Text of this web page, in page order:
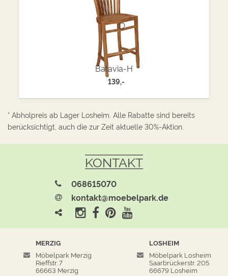
Batavia-H
139,-
* Abholpreis ab Lager Losheim. Alle Rabatte sind bereits
berücksichtigt, auch die zur Zeit aktuelle 30%-Aktion.
KONTAKT
068615070
kontakt@moebelpark.de
MERZIG
Möbelpark Merzig
Rieffstr. 7
66663 Merzig
LOSHEIM
Möbelpark Losheim
Saarbrückerstr. 205
66679 Losheim